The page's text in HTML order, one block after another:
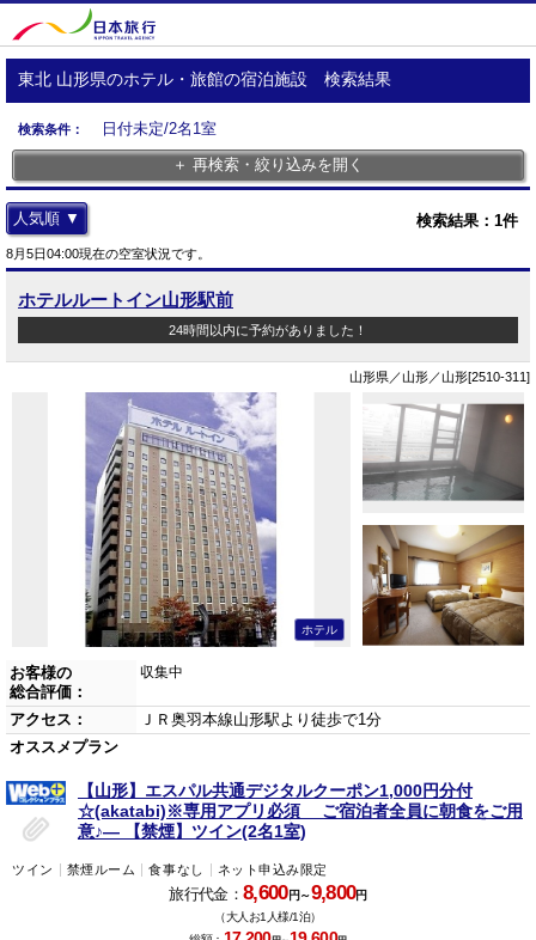
東北 山形県のホテル・旅館の宿泊施設 検索結果
検索条件：
日付未定/2名1室
＋ 再検索・絞り込みを開く
検索結果： 1件
人気順 ▼
8月5日04:00現在の空室状況です。
ホテルルートイン山形駅前
24時間以内に予約がありました！
山形県／山形／山形[2510-311]
ホテル
お客様の
総合評価：
収集中
アクセス：
ＪＲ奥羽本線山形駅より徒歩で1分
オススメプラン
【山形】エスパル共通デジタルクーポン1,000円分付
☆(akatabi)※専用アプリ必須 ご宿泊者全員に朝食をご用
意♪― 【禁煙】ツイン(2名1室)
ツイン 禁煙ルーム 食事なし ネット申込み限定
旅行代金：8,600円～9,800円
（大人お1人様/1泊）